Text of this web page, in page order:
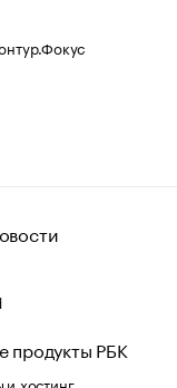
продукты РБК
хостинг